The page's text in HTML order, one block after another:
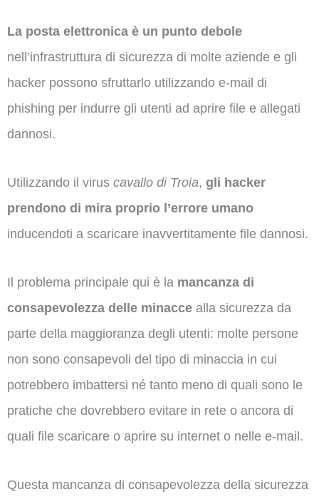
La posta elettronica è un punto debole
nell’infrastruttura di sicurezza di molte aziende e gli
hacker possono sfruttarlo utilizzando e-mail di
phishing per indurre gli utenti ad aprire file e allegati
dannosi.
Utilizzando il virus cavallo di Troia, gli hacker
prendono di mira proprio l’errore umano
inducendoti a scaricare inavvertitamente file dannosi.
Il problema principale qui è la mancanza di
consapevolezza delle minacce alla sicurezza da
parte della maggioranza degli utenti: molte persone
non sono consapevoli del tipo di minaccia in cui
potrebbero imbattersi né tanto meno di quali sono le
pratiche che dovrebbero evitare in rete o ancora di
quali file scaricare o aprire su internet o nelle e-mail.
Questa mancanza di consapevolezza della sicurezza